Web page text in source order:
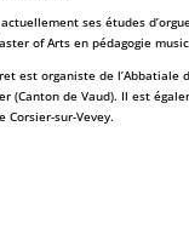
ses études
of Arts en pédagogie
est organiste de l’Abbatiale
(Canton de Vaud). Il est
Corsier-sur-Vevey.